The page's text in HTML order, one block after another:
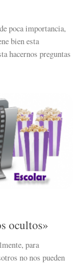
poca importancia,
bien esta
hacernos preguntas
ocultos»
para
no nos pueden